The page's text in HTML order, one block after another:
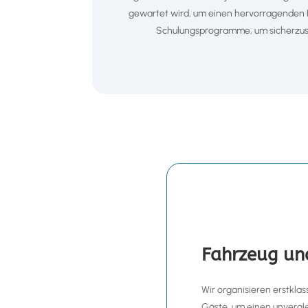
gewartet wird, um einen hervorragenden
Schulungsprogramme, um
Fahrzeug
Wir organisieren